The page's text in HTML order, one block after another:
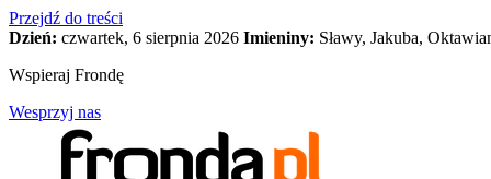
Przejdź do treści
Dzień: czwartek, 6 sierpnia 2026 Imieniny: Sławy, Jakuba,
Wspieraj Frondę
Wesprzyj nas